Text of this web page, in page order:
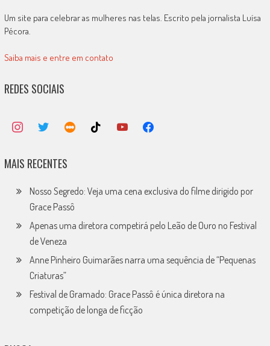
Um site para celebrar as mulheres nas telas. Escrito pela jornalista Luísa
Pécora.
Saiba mais e entre em contato
REDES SOCIAIS
MAIS RECENTES
Nosso Segredo: Veja uma cena exclusiva do filme dirigido por
Grace Passô
Apenas uma diretora competirá pelo Leão de Ouro no Festival
de Veneza
Anne Pinheiro Guimarães narra uma sequência de “Pequenas
Criaturas”
Festival de Gramado: Grace Passô é única diretora na
competição de longa de ficção